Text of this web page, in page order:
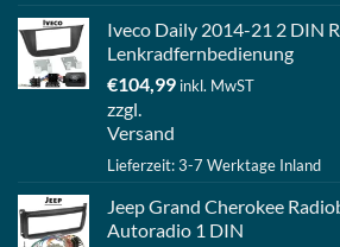
Iveco Daily 2014-21 2 DIN
Lenkradfernbedienung
€104,99 inkl. MwST
zzgl.
Versand
Lieferzeit: 3-7 Werktage Inland
Jeep Grand Cherokee
Autoradio 1 DIN